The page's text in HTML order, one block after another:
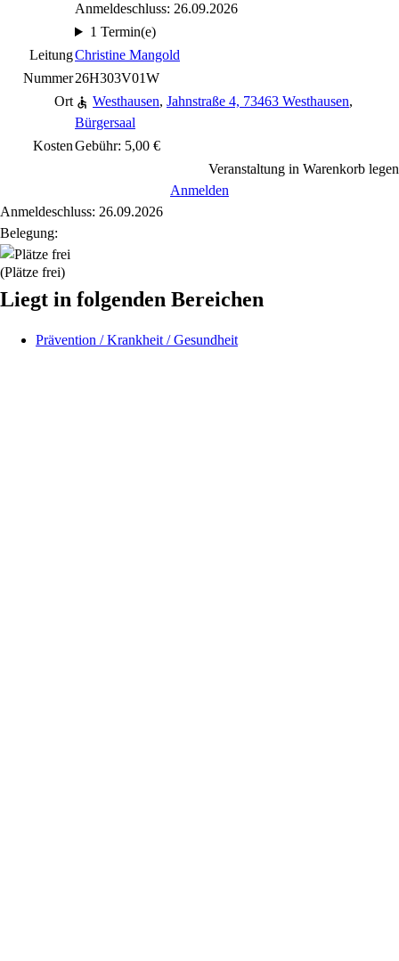
Anmeldeschluss: 26.09.2026
1 Termin(e)
LeitungChristine Mangold
Nummer26H303V01W
Ort
Westhausen, Jahnstraße 4, 73463 Westhausen,
Bürgersaal
KostenGebühr: 5,00 €
Veranstaltung in Warenkorb legen
Anmelden
Anmeldeschluss: 26.09.2026
Belegung:
(Plätze frei)
Liegt in folgenden Bereichen
Prävention / Krankheit / Gesundheit